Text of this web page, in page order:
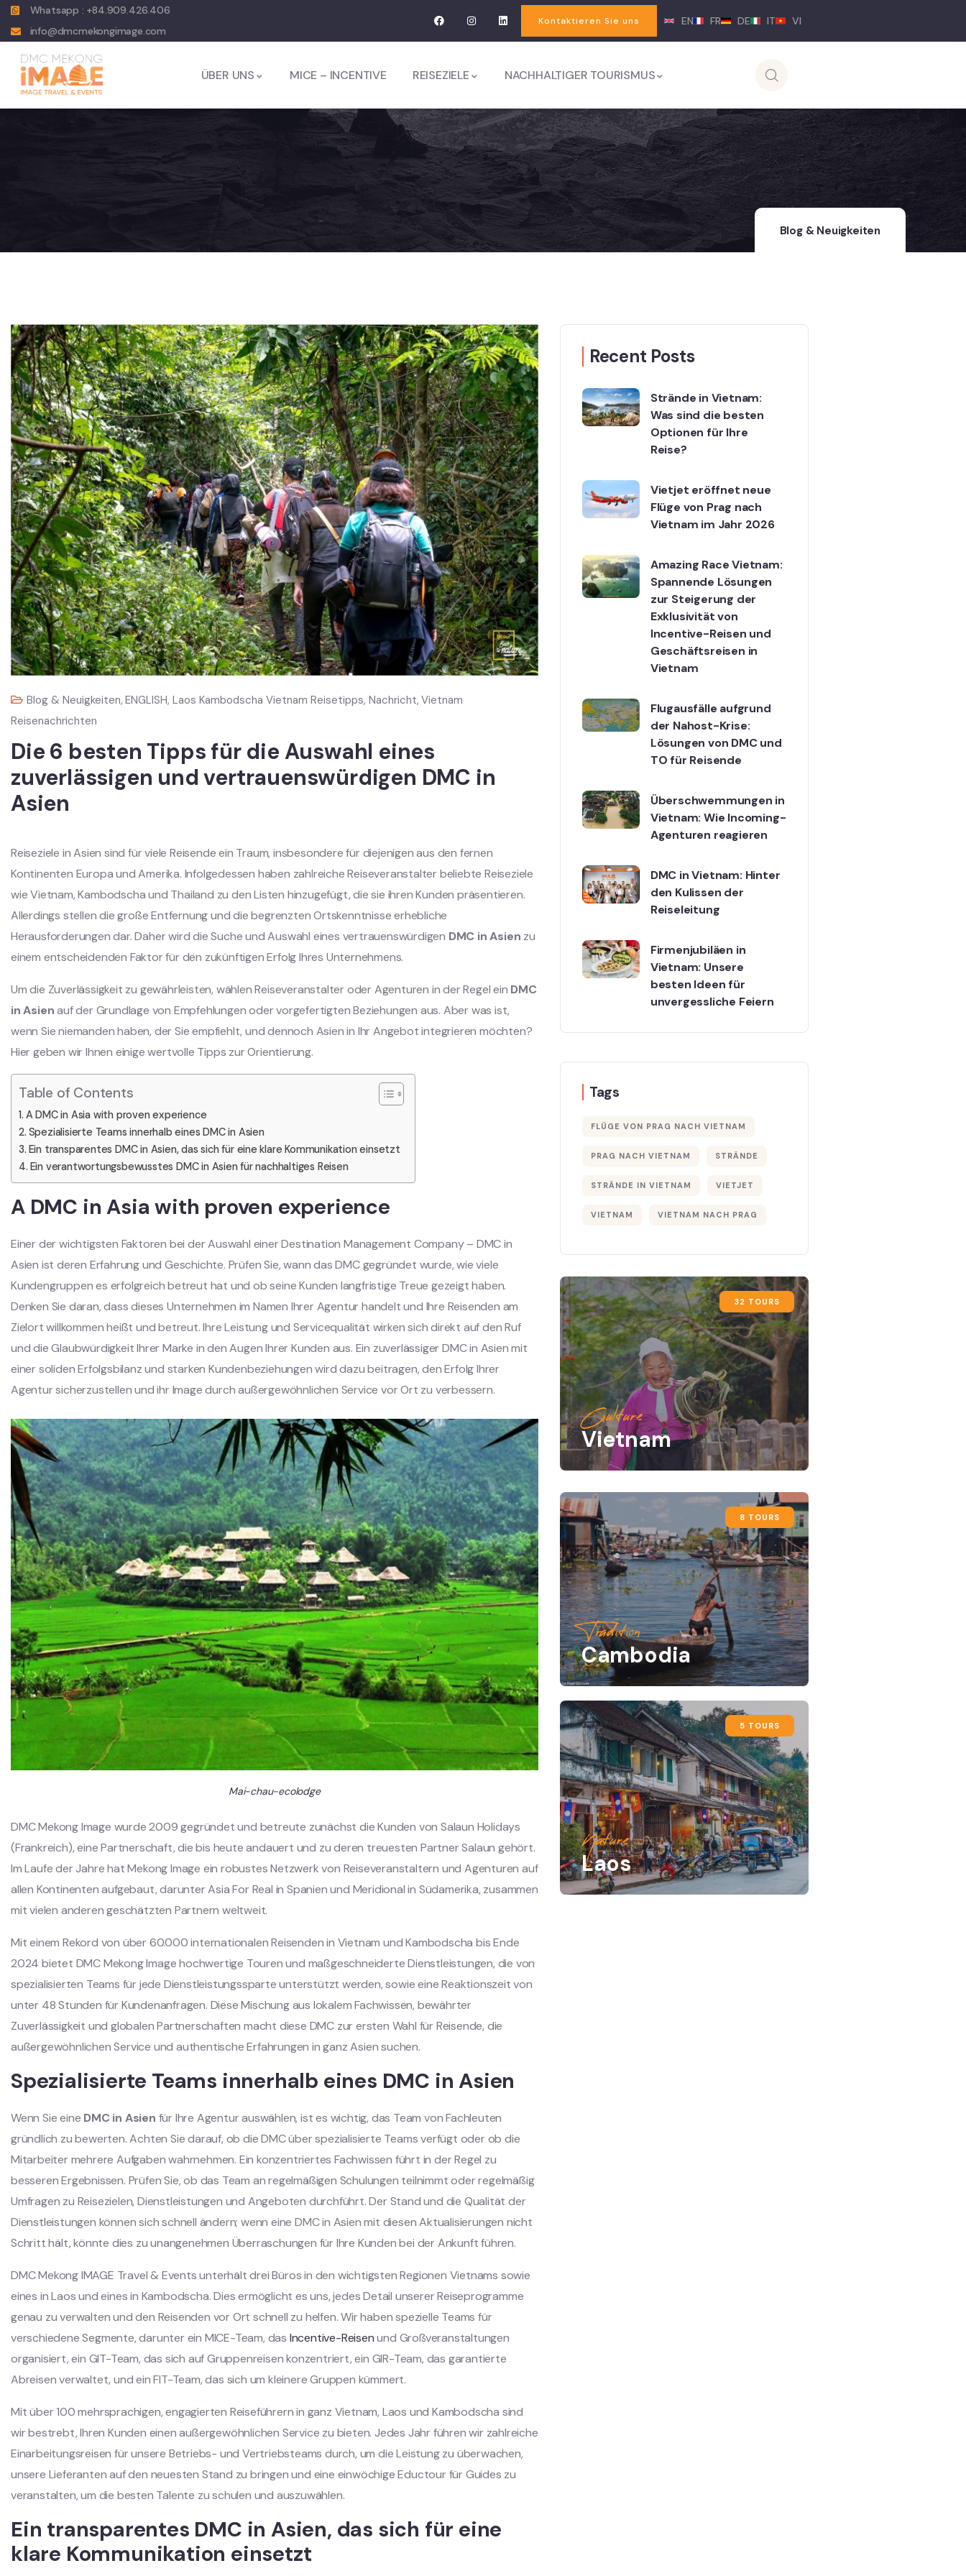
Whatsapp : +84.909.426.406
info@dmcmekongimage.com
Kontaktieren Sie uns EN FR DE IT VI
ÜBER UNS MICE – INCENTIVE REISEZIELE NACHHALTIGER TOURISMUS
Blog & Neuigkeiten
Blog & Neuigkeiten,ENGLISH,Laos Kambodscha Vietnam Reisetipps, Nachricht,Vietnam
Reisenachrichten
Die 6 besten Tipps für die Auswahl eines
zuverlässigen und vertrauenswürdigen DMC in
Asien
Reiseziele in Asien sind für viele Reisende ein Traum, insbesondere für diejenigen aus den fernen
Kontinenten Europa und Amerika. Infolgedessen haben zahlreiche Reiseveranstalter beliebte Reiseziele
wie Vietnam, Kambodscha und Thailand zu den Listen hinzugefügt, die sie ihren Kunden präsentieren.
Allerdings stellen die große Entfernung und die begrenzten Ortskenntnisse erhebliche
Herausforderungen dar. Daher wird die Suche und Auswahl eines vertrauenswürdigen DMC in Asien zu
einem entscheidenden Faktor für den zukünftigen Erfolg Ihres Unternehmens.
Um die Zuverlässigkeit zu gewährleisten, wählen Reiseveranstalter oder Agenturen in der Regel ein DMC
in Asienauf der Grundlage von Empfehlungen oder vorgefertigten Beziehungen aus. Aber was ist,
wenn Sie niemanden haben, der Sie empfiehlt, und dennoch Asien in Ihr Angebot integrieren möchten?
Hier geben wir Ihnen einige wertvolle Tipps zur Orientierung.
Table of Contents
A DMC in Asia with proven experience
Spezialisierte Teams innerhalb eines DMC in Asien
Ein transparentes DMC in Asien, das sich für eine klare Kommunikation einsetzt
Ein verantwortungsbewusstes DMC in Asien für nachhaltiges Reisen
A DMC in Asia with proven experience
Einer der wichtigsten Faktoren bei der Auswahl einer Destination Management Company – DMC in
Asien ist deren Erfahrung und Geschichte. Prüfen Sie, wann das DMC gegründet wurde, wie viele
Kundengruppen es erfolgreich betreut hat und ob seine Kunden langfristige Treue gezeigt haben.
Denken Sie daran, dass dieses Unternehmen im Namen Ihrer Agentur handelt und Ihre Reisenden am
Zielort willkommen heißt und betreut. Ihre Leistung und Servicequalität wirken sich direkt auf den Ruf
und die Glaubwürdigkeit Ihrer Marke in den Augen Ihrer Kunden aus. Ein zuverlässiger DMC in Asien mit
einer soliden Erfolgsbilanz und starken Kundenbeziehungen wird dazu beitragen, den Erfolg Ihrer
Agentur sicherzustellen und ihr Image durch außergewöhnlichen Service vor Ort zu verbessern.
Mai-chau-ecolodge
DMC Mekong Image wurde 2009 gegründet und betreute zunächst die Kunden von Salaun Holidays
(Frankreich), eine Partnerschaft, die bis heute andauert und zu deren treuesten Partner Salaun gehört.
Im Laufe der Jahre hat Mekong Image ein robustes Netzwerk von Reiseveranstaltern und Agenturen auf
allen Kontinenten aufgebaut, darunter Asia For Real in Spanien und Meridional in Südamerika, zusammen
mit vielen anderen geschätzten Partnern weltweit.
Mit einem Rekord von über 60.000 internationalen Reisenden in Vietnam und Kambodscha bis Ende
2024 bietet DMC Mekong Image hochwertige Touren und maßgeschneiderte Dienstleistungen, die von
spezialisierten Teams für jede Dienstleistungssparte unterstützt werden, sowie eine Reaktionszeit von
unter 48 Stunden für Kundenanfragen. Diese Mischung aus lokalem Fachwissen, bewährter
Zuverlässigkeit und globalen Partnerschaften macht diese DMC zur ersten Wahl für Reisende, die
außergewöhnlichen Service und authentische Erfahrungen in ganz Asien suchen.
Spezialisierte Teams innerhalb eines DMC in Asien
Wenn Sie eine DMC in Asien für Ihre Agentur auswählen, ist es wichtig, das Team von Fachleuten
gründlich zu bewerten. Achten Sie darauf, ob die DMC über spezialisierte Teams verfügt oder ob die
Mitarbeiter mehrere Aufgaben wahrnehmen. Ein konzentriertes Fachwissen führt in der Regel zu
besseren Ergebnissen. Prüfen Sie, ob das Team an regelmäßigen Schulungen teilnimmt oder regelmäßig
Umfragen zu Reisezielen, Dienstleistungen und Angeboten durchführt. Der Stand und die Qualität der
Dienstleistungen können sich schnell ändern; wenn eine DMC in Asien mit diesen Aktualisierungen nicht
Schritt hält, könnte dies zu unangenehmen Überraschungen für Ihre Kunden bei der Ankunft führen.
DMC Mekong IMAGE Travel & Events unterhält drei Büros in den wichtigsten Regionen Vietnams sowie
eines in Laos und eines in Kambodscha. Dies ermöglicht es uns, jedes Detail unserer Reiseprogramme
genau zu verwalten und den Reisenden vor Ort schnell zu helfen. Wir haben spezielle Teams für
verschiedene Segmente, darunter ein MICE-Team, das Incentive-Reisenund Großveranstaltungen
organisiert, ein GIT-Team, das sich auf Gruppenreisen konzentriert, ein GIR-Team, das garantierte
Abreisen verwaltet, und ein FIT-Team, das sich um kleinere Gruppen kümmert.
Mit über 100 mehrsprachigen, engagierten Reiseführern in ganz Vietnam, Laos und Kambodscha sind
wir bestrebt, Ihren Kunden einen außergewöhnlichen Service zu bieten. Jedes Jahr führen wir zahlreiche
Einarbeitungsreisen für unsere Betriebs- und Vertriebsteams durch, um die Leistung zu überwachen,
unsere Lieferanten auf den neuesten Stand zu bringen und eine einwöchige Eductour für Guides zu
veranstalten, um die besten Talente zu schulen und auszuwählen.
Ein transparentes DMC in Asien, das sich für eine
klare Kommunikation einsetzt
Recent Posts
Strände in Vietnam:
Was sind die besten
Optionen für Ihre
Reise?
Vietjet eröffnet neue
Flüge von Prag nach
Vietnam im Jahr 2026
Amazing Race Vietnam:
Spannende Lösungen
zur Steigerung der
Exklusivität von
Incentive-Reisen und
Geschäftsreisen in
Vietnam
Flugausfälle aufgrund
der Nahost-Krise:
Lösungen von DMC und
TO für Reisende
Überschwemmungen in
Vietnam: Wie Incoming-
Agenturen reagieren
DMC in Vietnam: Hinter
den Kulissen der
Reiseleitung
Firmenjubiläen in
Vietnam: Unsere
besten Ideen für
unvergessliche Feiern
Tags
FLÜGE VON PRAG NACH VIETNAM
PRAG NACH VIETNAM STRÄNDE
STRÄNDE IN VIETNAM VIETJET
VIETNAM VIETNAM NACH PRAG
32 TOURS
Culture
Vietnam
8 TOURS
Tradition
Cambodia
5 TOURS
Nature
Laos